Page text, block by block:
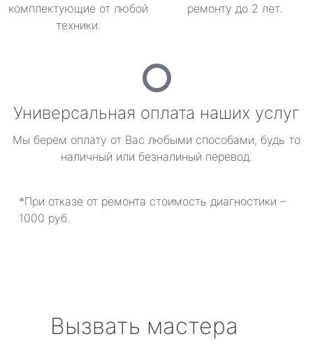
комплектующие от любой
техники.
ремонту до 2 лет.
Универсальная оплата наших услуг
Мы берем оплату от Вас любыми способами, будь то
наличный или безналиный перевод.
*При отказе от ремонта стоимость диагностики –
1000 руб.
Вызвать мастера